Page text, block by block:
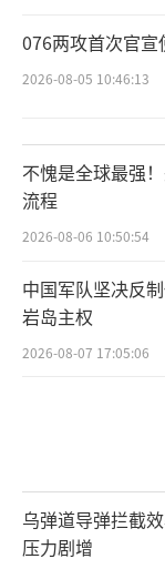
076两攻首次官宣
2026-08-05 10:46:13
不愧是全球最强
流程
2026-08-06 10:50:54
中国军队坚决反
岩岛主权
2026-08-07 17:05:06
乌弹道导弹拦截
压力剧增